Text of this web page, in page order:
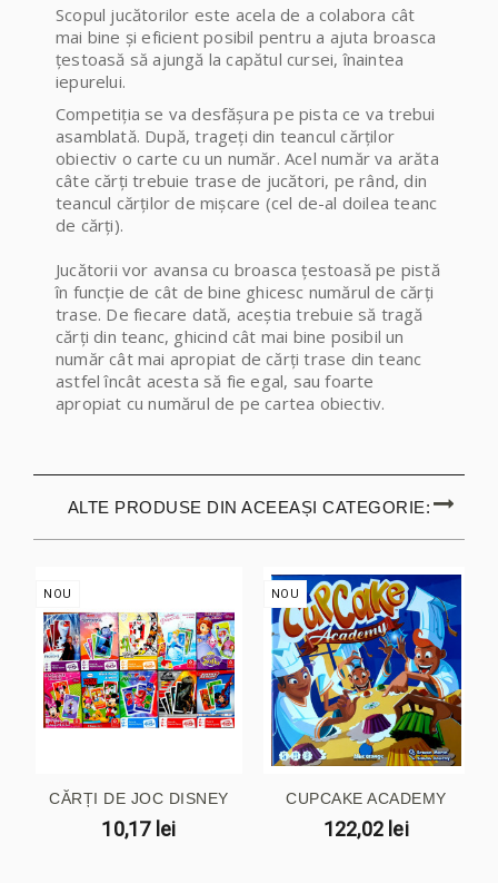
Scopul jucătorilor este acela de a colabora cât
mai bine și eficient posibil pentru a ajuta broasca
țestoasă să ajungă la capătul cursei, înaintea
iepurelui.
Competiția se va desfășura pe pista ce va trebui
asamblată. După, trageți din teancul cărților
obiectiv o carte cu un număr. Acel număr va arăta
câte cărți trebuie trase de jucători, pe rând, din
teancul cărților de mișcare (cel de-al doilea teanc
de cărți).
Jucătorii vor avansa cu broasca țestoasă pe pistă
în funcție de cât de bine ghicesc numărul de cărți
trase. De fiecare dată, aceștia trebuie să tragă
cărți din teanc, ghicind cât mai bine posibil un
număr cât mai apropiat de cărți trase din teanc
astfel încât acesta să fie egal, sau foarte
apropiat cu numărul de pe cartea obiectiv.
ALTE PRODUSE DIN ACEEAȘI CATEGORIE:
NOU
CĂRȚI DE JOC DISNEY
10,17 lei
NOU
CUPCAKE ACADEMY
122,02 lei